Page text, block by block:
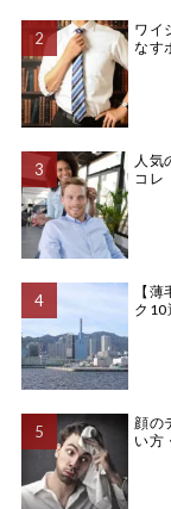
ワイ
なす
人気
コレ
【
ク10
顔の
い方